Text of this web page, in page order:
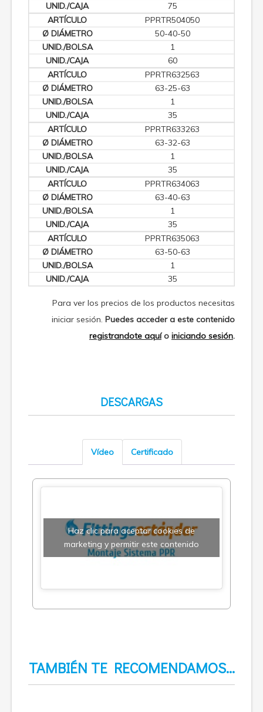
75
PPRTR504050
50-40-50
1
60
PPRTR632563
63-25-63
1
35
PPRTR633263
63-32-63
1
35
PPRTR634063
63-40-63
1
35
PPRTR635063
63-50-63
1
35
Para ver los precios de los productos necesitas
iniciar sesión. Puedes acceder a este contenido
registrandote aquío iniciando sesión.
DESCARGAS
Vídeo Certificado
Haz clic para aceptar cookies de
marketing y permitir este contenido
TAMBIÉN TE RECOMENDAMOS…